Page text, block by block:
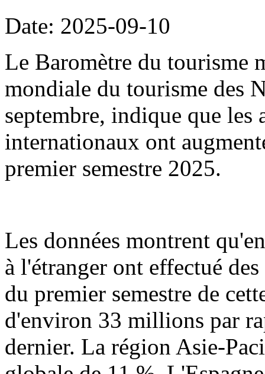
Date: 2025-09-10
Le Baromètre du tourisme
mondiale du tourisme des
septembre, indique que les
internationaux ont
premier semestre 2025.
Les données montrent
à l'étranger ont effectué
du premier semestre de
d'environ 33 millions par
dernier. La région Asie-